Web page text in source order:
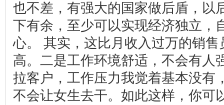
也不差，有强大的国家做后盾，以
下有余，至少可以实现经济独立，
心。 其实，这比月收入过万的销
高。二是工作环境舒适，不会有人
拉客户，工作压力我觉着基本没有
不会让女生去干。如此这样，你可